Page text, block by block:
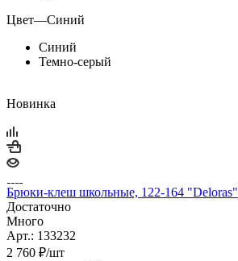
Цвет—Синий
Синий
Темно-серый
Новинка
Брюки-клеш школьные, 122-164 "Deloras"
Достаточно
Много
Арт.: 133232
2 760 ₽/шт